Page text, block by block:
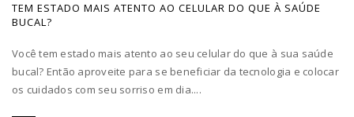
TEM ESTADO MAIS ATENTO AO CELULAR DO QUE À SAÚDE
BUCAL?
Você tem estado mais atento ao seu celular do que à sua saúde
bucal? Então aproveite para se beneficiar da tecnologia e colocar
os cuidados com seu sorriso em dia....